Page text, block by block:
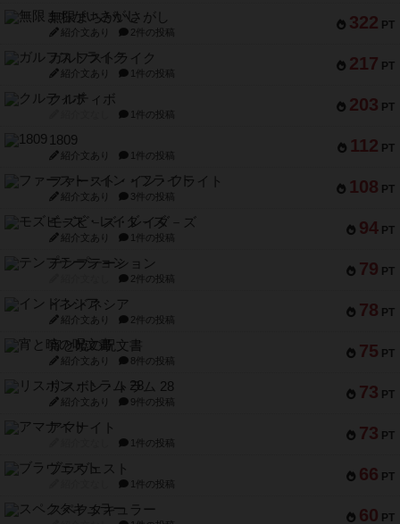
322 PT
無限まちがいさがし
紹介文あり 2件の投稿
217 PT
ガルフストライク
紹介文あり 1件の投稿
203 PT
クルティボ
1件の投稿
112 PT
1809
紹介文あり 1件の投稿
108 PT
ファースト・イン・フライト
紹介文あり 3件の投稿
94 PT
モズビ－ズ・レイダ－ズ
紹介文あり 1件の投稿
79 PT
テンプテーション
2件の投稿
78 PT
インドネシア
紹介文あり 2件の投稿
75 PT
宵と暁の呪文書
紹介文あり 8件の投稿
73 PT
リスボン・トラム 28
紹介文あり 9件の投稿
73 PT
アマナイト
1件の投稿
66 PT
ブラヴェスト
1件の投稿
60 PT
スペクタキュラー